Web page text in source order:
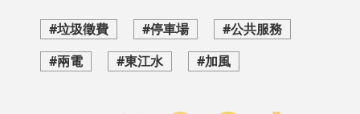
#垃圾徵費 #停車場
#公共服務
#兩電
#東江水 #加風